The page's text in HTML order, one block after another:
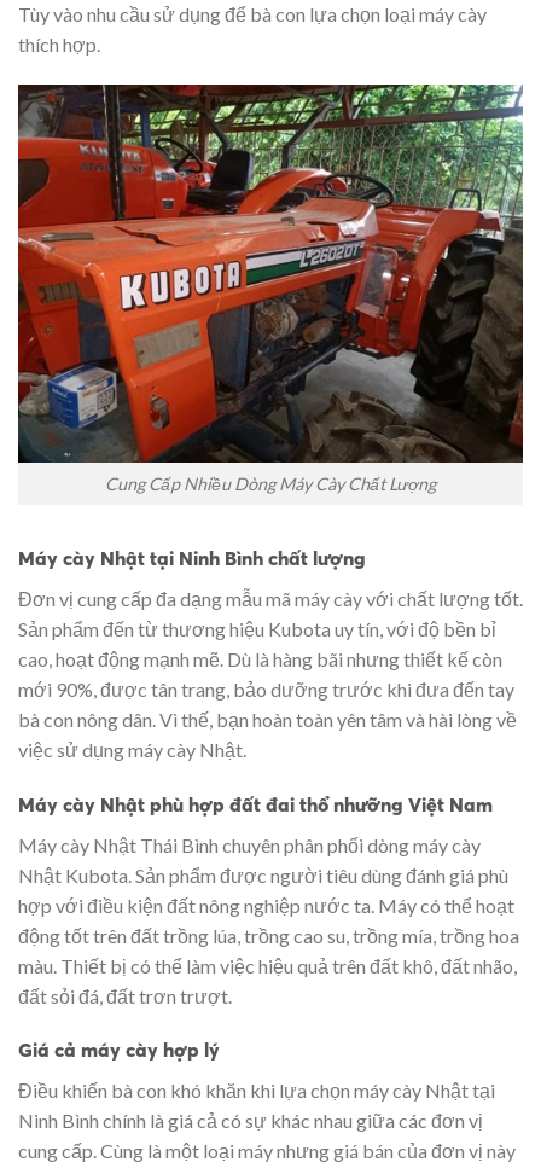
Tùy vào nhu cầu sử dụng để bà con lựa chọn loại máy cày
thích hợp.
Cung Cấp Nhiều Dòng Máy Cày Chất Lượng
Máy cày Nhật tại Ninh Bình chất lượng
Đơn vị cung cấp đa dạng mẫu mã máy cày với chất lượng tốt.
Sản phẩm đến từ thương hiệu Kubota uy tín, với độ bền bỉ
cao, hoạt động mạnh mẽ. Dù là hàng bãi nhưng thiết kế còn
mới 90%, được tân trang, bảo dưỡng trước khi đưa đến tay
bà con nông dân. Vì thế, bạn hoàn toàn yên tâm và hài lòng về
việc sử dụng máy cày Nhật.
Máy cày Nhật phù hợp đất đai thổ nhưỡng Việt Nam
Máy cày Nhật Thái Bình chuyên phân phối dòng máy cày
Nhật Kubota. Sản phẩm được người tiêu dùng đánh giá phù
hợp với điều kiện đất nông nghiệp nước ta. Máy có thể hoạt
động tốt trên đất trồng lúa, trồng cao su, trồng mía, trồng hoa
màu. Thiết bị có thể làm việc hiệu quả trên đất khô, đất nhão,
đất sỏi đá, đất trơn trượt.
Giá cả máy cày hợp lý
Điều khiến bà con khó khăn khi lựa chọn máy cày Nhật tại
Ninh Bình chính là giá cả có sự khác nhau giữa các đơn vị
cung cấp. Cùng là một loại máy nhưng giá bán của đơn vị này